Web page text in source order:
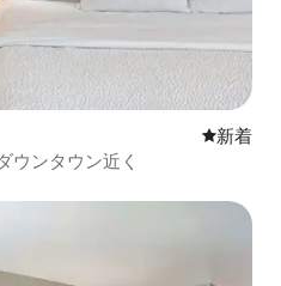
新しい宿
新着
ウンタウン近く